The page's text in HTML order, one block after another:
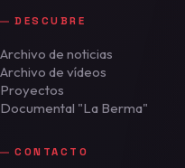
DESCUBRE
Archivo de noticias
Archivo de vídeos
Proyectos
Documental "La Berma"
CONTACTO